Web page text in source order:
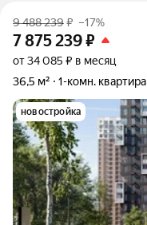
9 488 239₽ –17%
7 875 239₽
от 34 085 ₽ в месяц
36,5 м²
1-комн. квартира
новостройка